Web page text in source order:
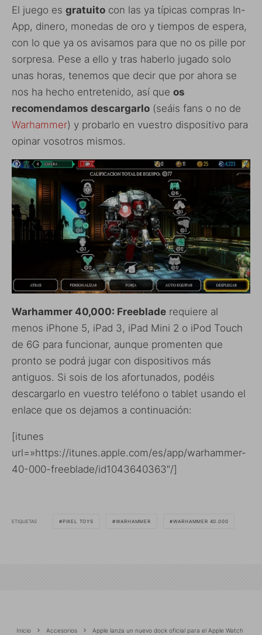
El juego es gratuito con las ya típicas compras In-
App, dinero, monedas de oro y tiempos de espera,
con lo que ya os avisamos para que no os pille por
sorpresa. Pese a ello y tras haberlo jugado solo
unas horas, tenemos que decir que por ahora se
nos ha hecho entretenido, así que os
recomendamos descargarlo (seáis fans o no de
Warhammer) y probarlo en vuestro dispositivo para
opinar vosotros mismos.
Warhammer 40,000: Freeblade requiere al
menos iPhone 5, iPad 3, iPad Mini 2 o iPod Touch
de 6G para funcionar, aunque promenten que
pronto se podrá jugar con dispositivos más
antiguos. Si sois de los afortunados, podéis
descargarlo en vuestro teléfono o tablet usando el
enlace que os dejamos a continuación:
[itunes
url=»https://itunes.apple.com/es/app/warhammer-
40-000-freeblade/id1043640363″/]
ETIQUETAS PIXEL TOYS WARHAMMER WARHAMMER 40.000
Inicio Accesorios Apple lanza un nuevo dock oficial para el Apple Watch